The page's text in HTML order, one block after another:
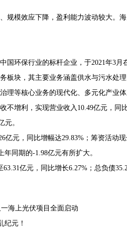
规模效应下降，盈利能力波动较大。
国环保行业的标杆企业，于2021年3月
板块，其主要业务涵盖供水与污水处
理等核心业务的现代化、多元化产业体
不增利，实现营业收入10.49亿元，同
元。
元，同比增幅达29.83%；筹资活动
同期的-1.98亿元有所扩大。
亿元，同比增长6.27%；总负债
海上光伏项目全面启动
纪元！